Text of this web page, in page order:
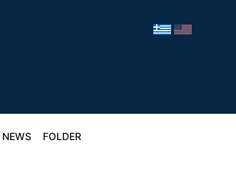
NEWS FOLDER